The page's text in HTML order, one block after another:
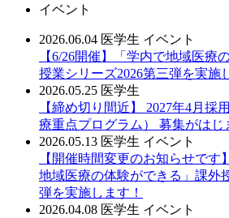
イベント
2026.06.04 医学生 イベント
【6/26開催】「学内で地域医療
授業シリーズ2026第三弾を実施
2026.05.25 医学生
【締め切り間近】 2027年4月採
療重点プログラム） 募集がはじ
2026.05.13 医学生 イベント
【開催時間変更のお知らせで
地域医療の体験ができる」課外
弾を実施します！
2026.04.08 医学生 イベント